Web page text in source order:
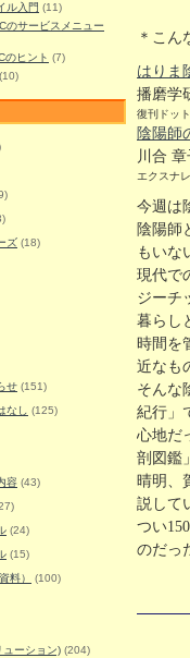
ル入門 (11)
のサービスメニュー
のヒント (7)
(10)
ズ (18)
せ (151)
し
(125)
容 (43)
(24)
(15)
料）
(100)
ューション) (204)
＊こん
はりま
播磨学
復刊ドッ
陰陽師
川合 章
エクスナ
今週は
陰陽師
もいな
現代で
ジーチ
暮らし
時間を
近なも
そんな
紀行」
心地だ
剖図鑑
晴明、
説して
つい
のだっ